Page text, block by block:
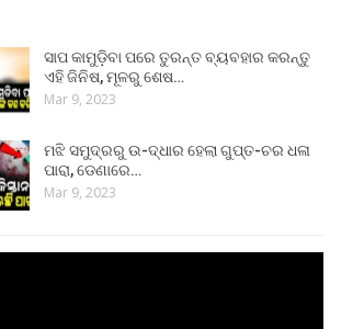
ସାପ କାମୁଡ଼ିବା ପରେ ତୁରନ୍ତ ବ୍ୟବହାର କରନ୍ତୁ
ଏହି ଜିନିଷ, ମୂଳରୁ ଶେଷ…
Mar 9, 2023
ମଝି ସମୁଦ୍ରରୁ ଉ-ଦ୍ଧାର ହେଲା ଗୁପ୍ତ-ଚର ଧଳା
ପାରା, ଡେଣାରେ…
Mar 9, 2023